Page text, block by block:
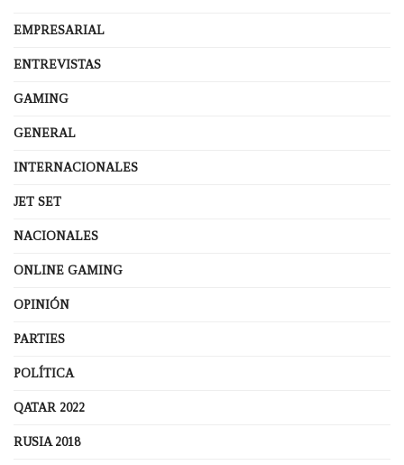
EMPRESARIAL
ENTREVISTAS
GAMING
GENERAL
INTERNACIONALES
JET SET
NACIONALES
ONLINE GAMING
OPINIÓN
PARTIES
POLÍTICA
QATAR 2022
RUSIA 2018